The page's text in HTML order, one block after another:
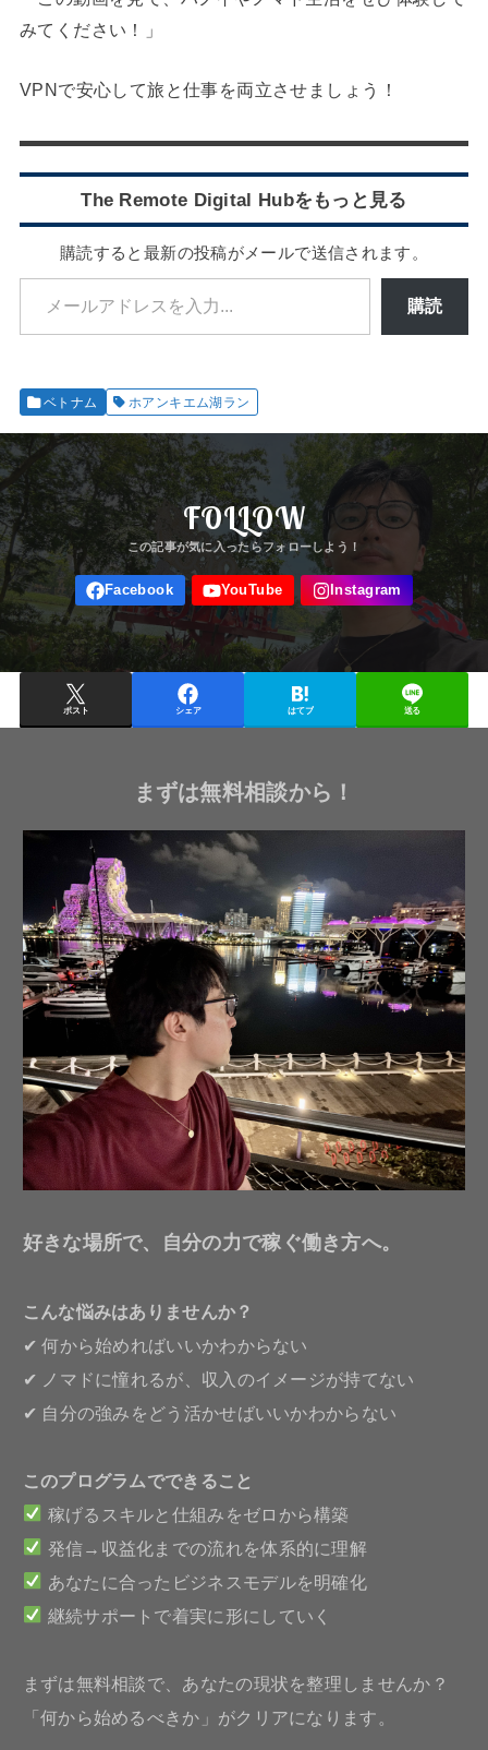
みてください！」
VPNで安心して旅と仕事を両立させましょう！
The Remote Digital Hubをもっと見る
購読すると最新の投稿がメールで送信されます。
メールアドレスを入力...
購読
ベトナム ホアンキエム湖ラン
FOLLOW
ポスト シェア はてブ 送る
まずは無料相談から！
好きな場所で、自分の力で稼ぐ働き方へ。
こんな悩みはありませんか？
✔ 何から始めればいいかわからない
✔ ノマドに憧れるが、収入のイメージが持てない
✔ 自分の強みをどう活かせばいいかわからない
このプログラムでできること
稼げるスキルと仕組みをゼロから構築
発信→収益化までの流れを体系的に理解
あなたに合ったビジネスモデルを明確化
継続サポートで着実に形にしていく
まずは無料相談で、あなたの現状を整理しませんか？
「何から始めるべきか」がクリアになります。